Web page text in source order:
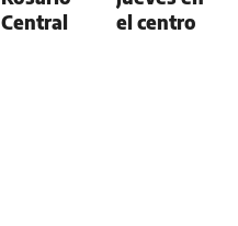
Central
el centro